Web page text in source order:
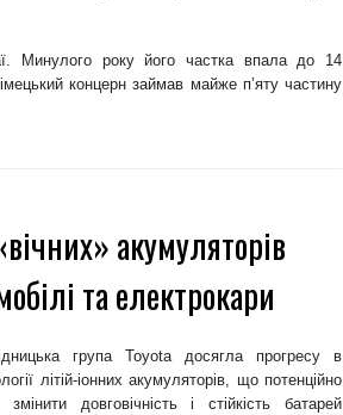
Минулого року його частка впала до 14
концерн займав майже п’яту частину
акумуляторів
та електрокари
група Toyota досягла прогресу в
літій-іонних акумуляторів, що потенційно
довговічність і стійкість батарей